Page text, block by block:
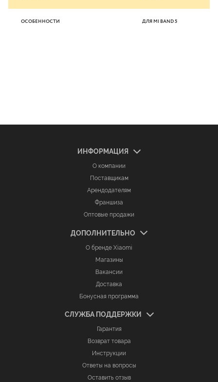
ОСОБЕННОСТИ ДЛЯ MI BAND 5
ИНФОРМАЦИЯ
О компании
Поставщикам
Арендодателям
Франшиза
Оптовые продажи
ДОПОЛНИТЕЛЬНО
О бренде Xiaomi
Магазины
Вакансии
Доставка
Бонусная программа
СЛУЖБА ПОДДЕРЖКИ
Гарантия
Возврат товара
Инструкции
Ответы на вопросы
Оставить отзыв